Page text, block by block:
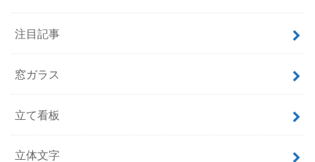
注目記事
窓ガラス
立て看板
立体文字